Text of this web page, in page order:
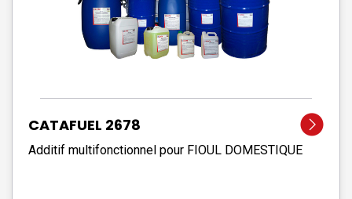
CATAFUEL 2678
Additif multifonctionnel pour FIOUL DOMESTIQUE